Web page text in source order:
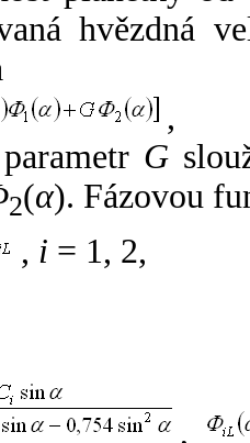
hvězdná
,
G
2(α). Fázovou
, i = 1, 2,
,